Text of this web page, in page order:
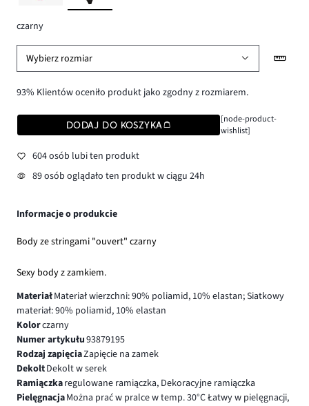
czarny
Wybierz rozmiar
93% Klientów oceniło produkt jako zgodny z rozmiarem.
DODAJ DO KOSZYKA
[node-product-
wishlist]
604 osób lubi ten produkt
89 osób oglądało ten produkt w ciągu 24h
Informacje o produkcie
Body ze stringami "ouvert" czarny
Sexy body z zamkiem.
MateriałMateriał wierzchni: 90% poliamid, 10% elastan; Siatkowy
materiał: 90% poliamid, 10% elastan
Kolorczarny
Numer artykułu93879195
Rodzaj zapięciaZapięcie na zamek
DekoltDekolt w serek
Ramiączkaregulowane ramiączka, Dekoracyjne ramiączka
PielęgnacjaMożna prać w pralce w temp. 30°C Łatwy w pielęgnacji,